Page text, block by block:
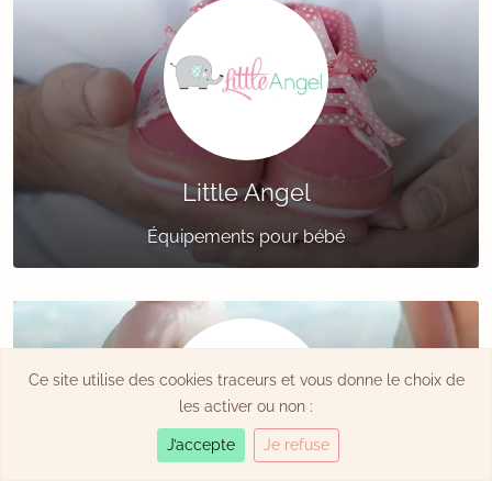
Little Angel
Équipements pour bébé
Ce site utilise des cookies traceurs et vous donne le choix de
les activer ou non :
J’accepte Je refuse